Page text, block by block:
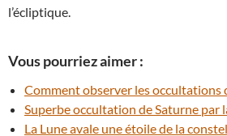
l’écliptique.
Vous pourriez aimer :
Comment observer les occultations
Superbe occultation de Saturne par
La Lune avale une étoile de la